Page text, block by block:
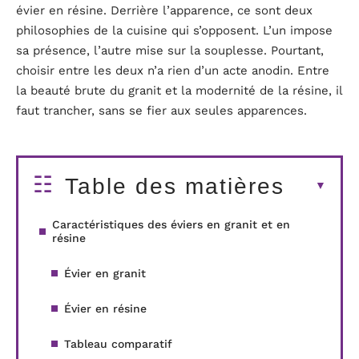
évier en résine. Derrière l’apparence, ce sont deux
philosophies de la cuisine qui s’opposent. L’un impose
sa présence, l’autre mise sur la souplesse. Pourtant,
choisir entre les deux n’a rien d’un acte anodin. Entre
la beauté brute du granit et la modernité de la résine, il
faut trancher, sans se fier aux seules apparences.
Table des matières
Caractéristiques des éviers en granit et en
résine
Évier en granit
Évier en résine
Tableau comparatif